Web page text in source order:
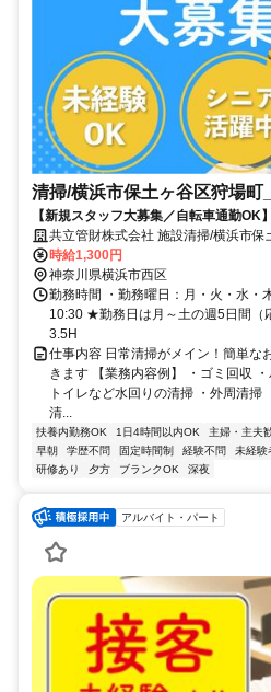
清掃/横浜市保土ヶ谷区狩場町
【新規スタッフ大募集／自転車通勤
務／主婦・シニアスタッフ活躍中！シ
共立管財株式会社 施設清掃/横浜市
時給1,300円
神奈川県横浜市西区
勤務時間 ・勤務曜日：月・火・水・
10:30 ★勤務日は月～土の週5日間（
3.5H
仕事内容 日常清掃がメイン！簡単な
きます 【業務内容例】 ・ゴミ回収
トイレなど水回りの清掃 ・外周清掃
清...
扶養内勤務OK 1日4時間以内OK 主婦・主夫
早朝
学歴不問 固定時間制 経験不問 未経験
研修あり
夕方 ブランクOK 深夜
アルバイト・パート